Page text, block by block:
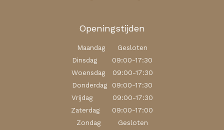
Openingstijden
Maandag Gesloten
Dinsdag 09:00-17:30
Woensdag 09:00-17:30
Donderdag 09:00-17:30
Vrijdag 09:00-17:30
Zaterdag 09:00-17:00
Zondag Gesloten